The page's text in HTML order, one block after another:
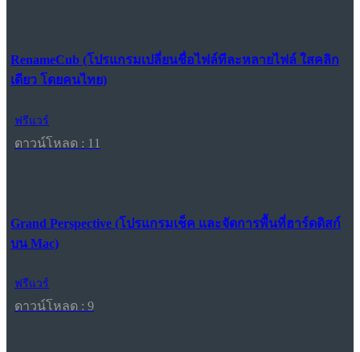
RenameCub (โปรแกรมเปลี่ยนชื่อไฟล์ทีละหลายไฟล์ ใสคลิก
เดียว โดยคนไทย)
ฟรีแวร์
ดาวน์โหลด : 11
Grand Perspective (โปรแกรมเช็ค และจัดการพื้นที่ฮาร์ดดิสก์
บน Mac)
ฟรีแวร์
ดาวน์โหลด : 9